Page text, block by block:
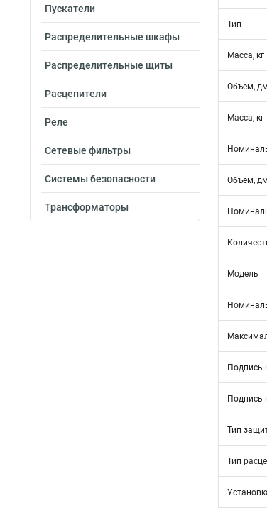
Пускатели
Распределительные шкафы
Распределительные щиты
Расцепители
Реле
Сетевые фильтры
Системы безопасности
Трансформаторы
Тип
Масса, кг
Объем, дм
Масса, кг
Объем, дм
Модель
Подпись
Подпись
Тип
Тип